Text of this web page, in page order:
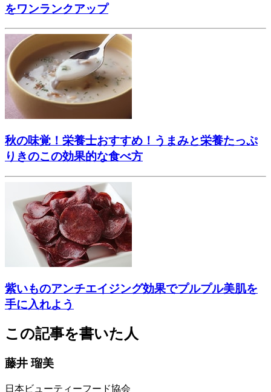
をワンランクアップ
秋の味覚！栄養士おすすめ！うまみと栄養たっぷ
りきのこの効果的な食べ方
紫いものアンチエイジング効果でプルプル美肌を
手に入れよう
この記事を書いた人
藤井 瑠美
日本ビューティーフード協会